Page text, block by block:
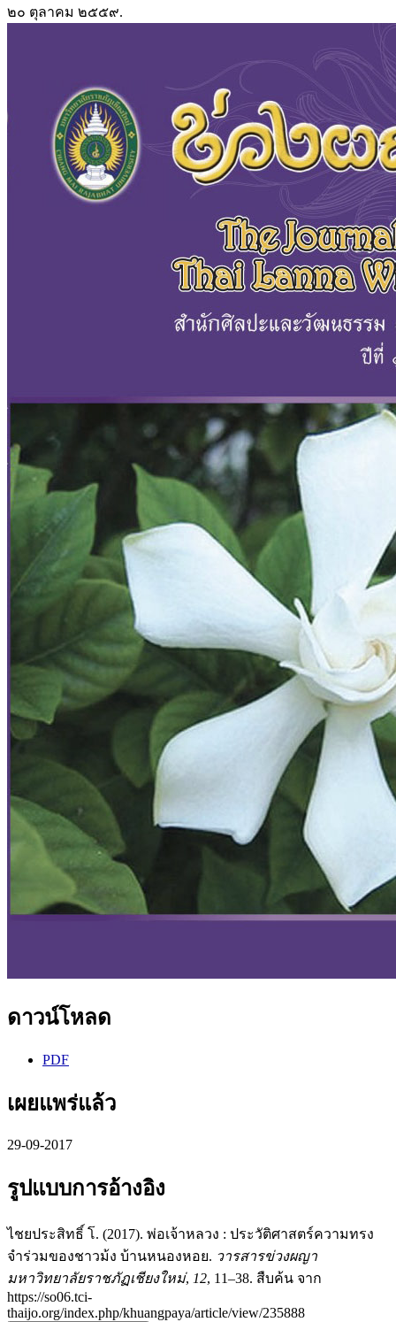
๒๐ ตุลาคม ๒๕๕๙.
ดาวน์โหลด
PDF
เผยแพร่แล้ว
29-09-2017
รูปแบบการอ้างอิง
ไชยประสิทธิ์ โ. (2017). พ่อเจ้าหลวง : ประวัติศาสตร์ความทรง
จำร่วมของชาวม้ง บ้านหนองหอย. วารสารข่วงผญา
มหาวิทยาลัยราชภัฏเชียงใหม่, 12, 11–38. สืบค้น จาก
https://so06.tci-
thaijo.org/index.php/khuangpaya/article/view/235888